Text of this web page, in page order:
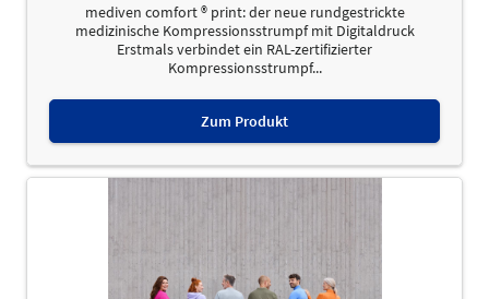
mediven comfort ® print: der neue rundgestrickte
medizinische Kompressionsstrumpf mit Digitaldruck
Erstmals verbindet ein RAL-zertifizierter
Kompressionsstrumpf...
Zum Produkt